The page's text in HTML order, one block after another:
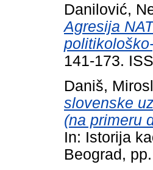
Danilović,
Agresija
141-173.
Daniš,
slovenske
(na primeru
In: Istorija
Beograd,